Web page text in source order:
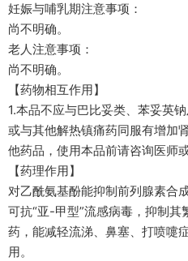
妊娠与哺乳期注意事项：
尚不明确。
老人注意事项：
尚不明确。
【药物相互作用】
1.本品不应与巴比妥类、苯妥英
或与其他解热镇痛药同服有增加
他药品，使用本品前请咨询医师或
【药理作用】
对乙酰氨基酚能抑制前列腺素合
可抗“亚-甲型”流感病毒，抑制
药，能减轻流涕、鼻塞、打喷嚏
用。